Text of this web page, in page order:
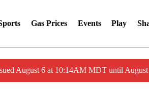
Gas Prices Events Play
August 6 at 10:14AM MDT until